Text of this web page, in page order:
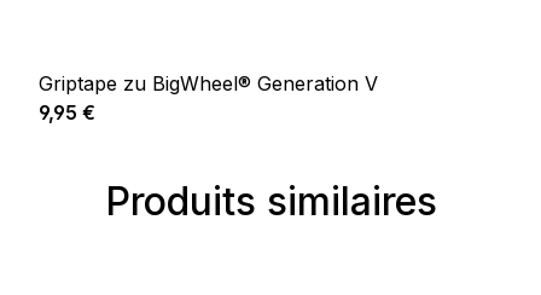
Griptape zu BigWheel® Generation V
Prix régulier :
9,95 €
Ignorer la galerie de produits
Produits similaires